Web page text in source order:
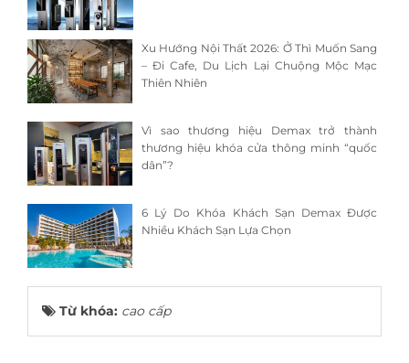
Xu Hướng Nội Thất 2026: Ở Thì Muốn Sang
– Đi Cafe, Du Lịch Lại Chuộng Mộc Mạc
Thiên Nhiên
Vì sao thương hiệu Demax trở thành
thương hiệu khóa cửa thông minh “quốc
dân”?
6 Lý Do Khóa Khách Sạn Demax Được
Nhiều Khách Sạn Lựa Chọn
Từ khóa: cao cấp